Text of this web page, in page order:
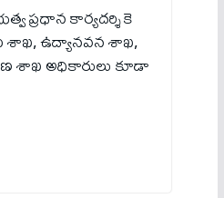
ప్రధాన కార్యదర్శి కె
ఉద్యానవన శాఖ,
శాఖ అధికారులు కూడా